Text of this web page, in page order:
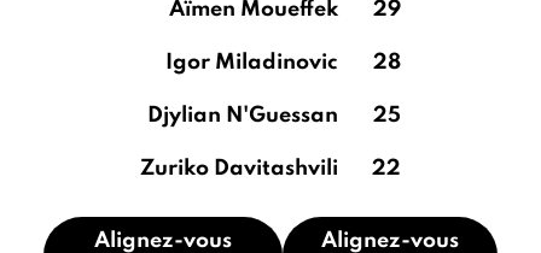
Aïmen Moueffek 29
Igor Miladinovic 28
Djylian N'Guessan 25
Zuriko Davitashvili 22
Alignez-vous
Alignez-vous